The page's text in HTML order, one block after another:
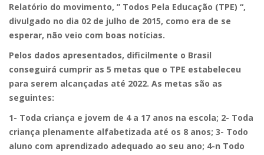
Relatório do movimento, ” Todos Pela Educação (TPE) “,
divulgado no dia 02 de julho de 2015, como era de se
esperar, não veio com boas notícias.
Pelos dados apresentados, dificilmente o Brasil
conseguirá cumprir as 5 metas que o TPE estabeleceu
para serem alcançadas até 2022. As metas são as
seguintes:
1- Toda criança e jovem de 4 a 17 anos na escola; 2- Toda
criança plenamente alfabetizada até os 8 anos; 3- Todo
aluno com aprendizado adequado ao seu ano; 4-n Todo